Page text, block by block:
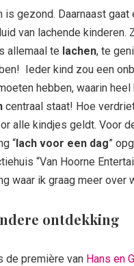
is gezond. Daarnaast
van lachende kinderen.
allemaal te lachen, te
Ieder kind zou een
hebben, waarin heel
centraal staat! Hoe
alle kindjes geldt. Voor
“lach voor een dag”
“Van Hoorne
waar ik graag meer over
ontdekking
de première van Hans en